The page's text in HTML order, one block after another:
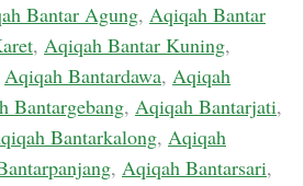
Bantar Agung, Aqiqah Bantar
, Aqiqah Bantar Kuning,
Aqiqah Bantardawa, Aqiqah
Bantargebang, Aqiqah Bantarjati,
Bantarkalong, Aqiqah
, Aqiqah Bantarsari,